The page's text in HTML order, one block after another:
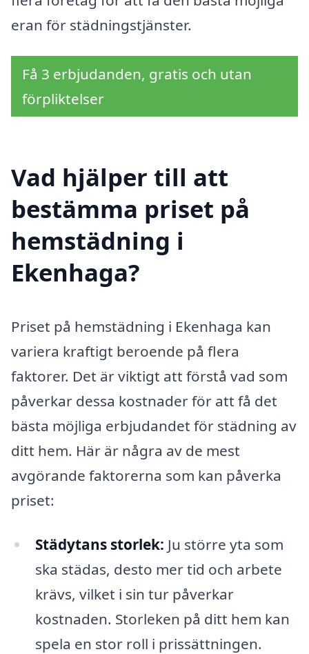
eran för städningstjänster.
Få 3 erbjudanden, gratis och utan
förpliktelser
Vad hjälper till att
bestämma priset på
hemstädning i
Ekenhaga?
Priset på hemstädning i Ekenhaga kan
variera kraftigt beroende på flera
faktorer. Det är viktigt att förstå vad som
påverkar dessa kostnader för att få det
bästa möjliga erbjudandet för städning av
ditt hem. Här är några av de mest
avgörande faktorerna som kan påverka
priset:
Städytans storlek: Ju större yta som
ska städas, desto mer tid och arbete
krävs, vilket i sin tur påverkar
kostnaden. Storleken på ditt hem kan
spela en stor roll i prissättningen.